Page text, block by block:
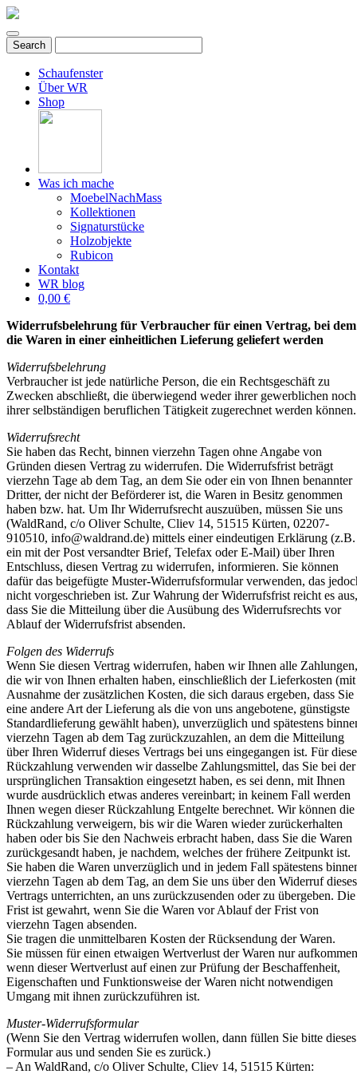
Schaufenster
Über WR
Shop
Was ich mache
MoebelNachMass
Kollektionen
Signaturstücke
Holzobjekte
Rubicon
Kontakt
WR blog
0,00 €
Widerrufsbelehrung für Verbraucher für einen Vertrag, bei dem
die Waren in einer einheitlichen Lieferung geliefert werden
Widerrufsbelehrung
Verbraucher ist jede natürliche Person, die ein Rechtsgeschäft zu
Zwecken abschließt, die überwiegend weder ihrer gewerblichen noch
ihrer selbständigen beruflichen Tätigkeit zugerechnet werden können.
Widerrufsrecht
Sie haben das Recht, binnen vierzehn Tagen ohne Angabe von
Gründen diesen Vertrag zu widerrufen. Die Widerrufsfrist beträgt
vierzehn Tage ab dem Tag, an dem Sie oder ein von Ihnen benannter
Dritter, der nicht der Beförderer ist, die Waren in Besitz genommen
haben bzw. hat. Um Ihr Widerrufsrecht auszuüben, müssen Sie uns
(WaldRand, c/o Oliver Schulte, Cliev 14, 51515 Kürten, 02207-
910510, info@waldrand.de) mittels einer eindeutigen Erklärung (z.B.
ein mit der Post versandter Brief, Telefax oder E-Mail) über Ihren
Entschluss, diesen Vertrag zu widerrufen, informieren. Sie können
dafür das beigefügte Muster-Widerrufsformular verwenden, das
nicht vorgeschrieben ist. Zur Wahrung der Widerrufsfrist reicht es aus,
dass Sie die Mitteilung über die Ausübung des Widerrufsrechts vor
Ablauf der Widerrufsfrist absenden.
Folgen des Widerrufs
Wenn Sie diesen Vertrag widerrufen, haben wir Ihnen alle Zahlungen,
die wir von Ihnen erhalten haben, einschließlich der Lieferkosten (mit
Ausnahme der zusätzlichen Kosten, die sich daraus ergeben, dass Sie
eine andere Art der Lieferung als die von uns angebotene, günstigste
Standardlieferung gewählt haben), unverzüglich und spätestens
vierzehn Tagen ab dem Tag zurückzuzahlen, an dem die Mitteilung
über Ihren Widerruf dieses Vertrags bei uns eingegangen ist. Für diese
Rückzahlung verwenden wir dasselbe Zahlungsmittel, das Sie bei der
ursprünglichen Transaktion eingesetzt haben, es sei denn, mit Ihnen
wurde ausdrücklich etwas anderes vereinbart; in keinem Fall werden
Ihnen wegen dieser Rückzahlung Entgelte berechnet. Wir können die
Rückzahlung verweigern, bis wir die Waren wieder zurückerhalten
haben oder bis Sie den Nachweis erbracht haben, dass Sie die Waren
zurückgesandt haben, je nachdem, welches der frühere Zeitpunkt ist.
Sie haben die Waren unverzüglich und in jedem Fall spätestens
vierzehn Tagen ab dem Tag, an dem Sie uns über den Widerruf dieses
Vertrags unterrichten, an uns zurückzusenden oder zu übergeben. Die
Frist ist gewahrt, wenn Sie die Waren vor Ablauf der Frist von
vierzehn Tagen absenden.
Sie tragen die unmittelbaren Kosten der Rücksendung der Waren.
Sie müssen für einen etwaigen Wertverlust der Waren nur
wenn dieser Wertverlust auf einen zur Prüfung der Beschaffenheit,
Eigenschaften und Funktionsweise der Waren nicht notwendigen
Umgang mit ihnen zurückzuführen ist.
Muster-Widerrufsformular
(Wenn Sie den Vertrag widerrufen wollen, dann füllen Sie bitte dieses
Formular aus und senden Sie es zurück.)
– An WaldRand, c/o Oliver Schulte, Cliev 14, 51515 Kürten: